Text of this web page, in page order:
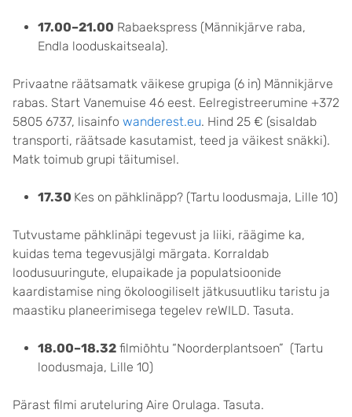
17.00–21.00 Rabaekspress (Männikjärve raba,
Endla looduskaitseala).
Privaatne räätsamatk väikese grupiga (6 in) Männikjärve
rabas. Start Vanemuise 46 eest. Eelregistreerumine +372
5805 6737, lisainfo wanderest.eu. Hind 25 € (sisaldab
transporti, räätsade kasutamist, teed ja väikest snäkki).
Matk toimub grupi täitumisel.
17.30 Kes on pähklinäpp? (Tartu loodusmaja, Lille 10)
Tutvustame pähklinäpi tegevust ja liiki, räägime ka,
kuidas tema tegevusjälgi märgata. Korraldab
loodusuuringute, elupaikade ja populatsioonide
kaardistamise ning ökoloogiliselt jätkusuutliku taristu ja
maastiku planeerimisega tegelev reWILD. Tasuta.
18.00–18.32 filmiõhtu “Noorderplantsoen” (Tartu
loodusmaja, Lille 10)
Pärast filmi aruteluring Aire Orulaga. Tasuta.